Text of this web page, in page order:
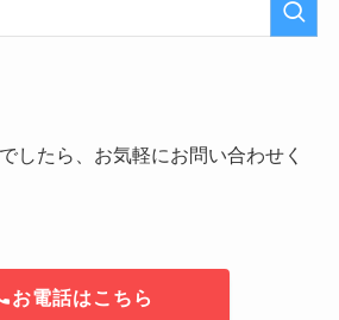
したら、お気軽にお問い合わせく
お電話はこちら